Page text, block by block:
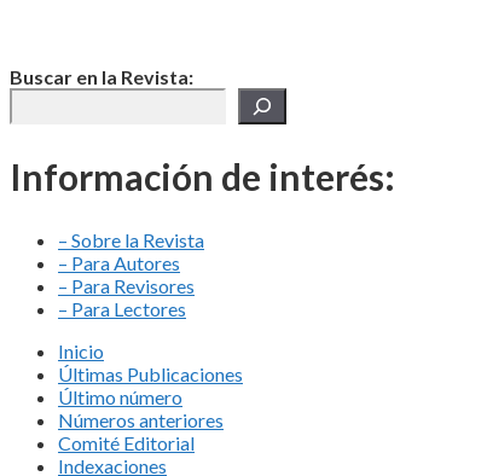
Buscar en la Revista:
Información de interés:
– Sobre la Revista
– Para Autores
– Para Revisores
– Para Lectores
Inicio
Últimas Publicaciones
Último número
Números anteriores
Comité Editorial
Indexaciones